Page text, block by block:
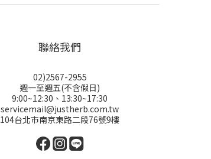
聯絡我們
02)2567-2955
週一至週五(不含假日)
9:00~12:30、13:30~17:30
servicemail@justherb.com.tw
104台北市南京東路二段76號9樓